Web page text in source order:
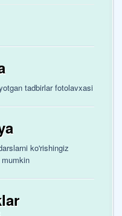
tadbirlar fotolavxasi
ko'rishingiz